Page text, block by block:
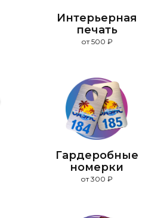
Интерьерная
печать
от 500 ₽
Гардеробные
номерки
от 300 ₽